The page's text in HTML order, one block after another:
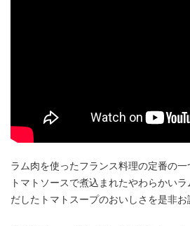
ラム肉を使ったフランス料理の定番の一
トマトソースで煮込まれたやわらかい
だしたトマトスープのおいしさを是非お